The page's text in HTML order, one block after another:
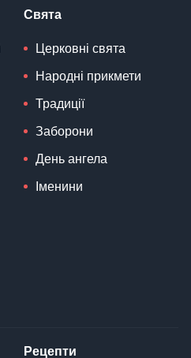
Свята
Церковні свята
Народні прикмети
Традиції
Заборони
День ангела
Іменини
Рецепти